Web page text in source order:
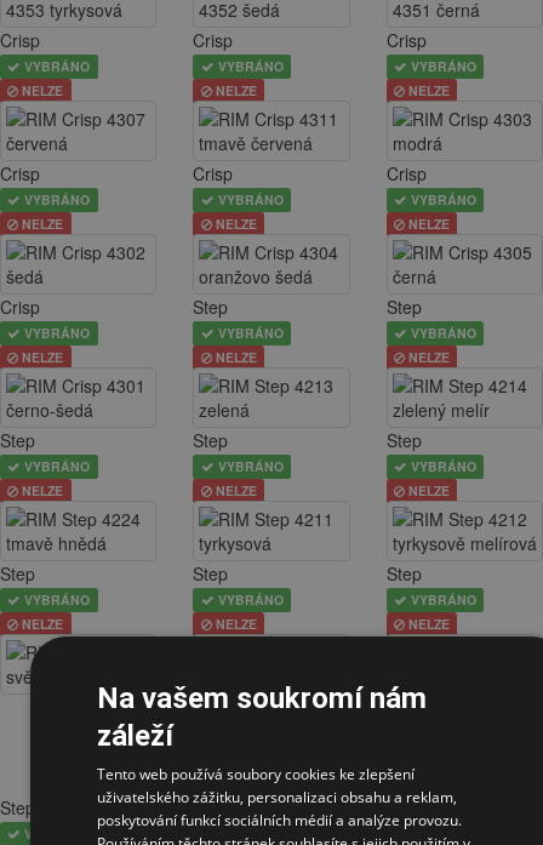
Crisp
VYBRÁNO
NELZE
Crisp
VYBRÁNO
NELZE
Crisp
VYBRÁNO
NELZE
Crisp
VYBRÁNO
NELZE
Crisp
VYBRÁNO
NELZE
Crisp
VYBRÁNO
NELZE
Crisp
VYBRÁNO
NELZE
Step
VYBRÁNO
NELZE
Step
VYBRÁNO
NELZE
Step
VYBRÁNO
NELZE
Step
VYBRÁNO
NELZE
Step
VYBRÁNO
NELZE
Step
VYBRÁNO
NELZE
Step
VYBRÁNO
NELZE
Step
VYBRÁNO
NELZE
Step
VYBRÁNO
Step
VYBRÁNO
Step
VYBRÁNO
Na vašem soukromí nám
záleží
Tento web používá soubory cookies ke zlepšení
uživatelského zážitku, personalizaci obsahu a reklam,
poskytování funkcí sociálních médií a analýze provozu.